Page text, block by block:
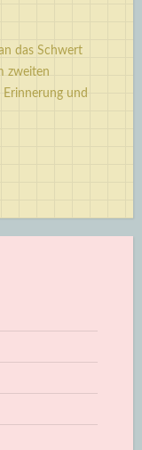
das Schwert
zweiten
und